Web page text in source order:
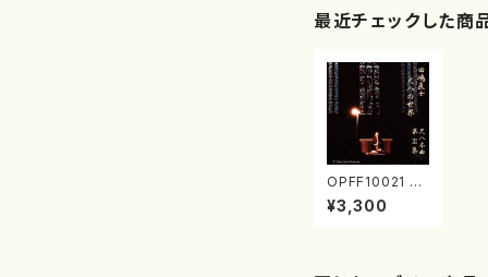
最近チェックした商
OPFF10021 田
嶋直士 尺八の
世界 尺八本曲第
¥3,300